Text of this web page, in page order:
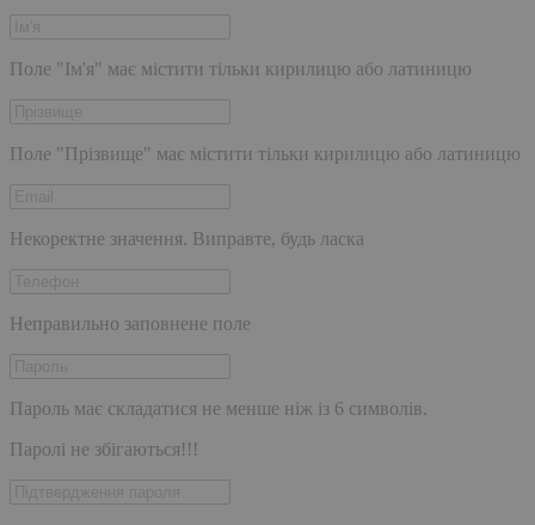
Поле "Ім'я" має містити тільки кирилицю або латиницю
Поле "Прізвище" має містити тільки кирилицю або латиницю
Некоректне значення. Виправте, будь ласка
Неправильно заповнене поле
Пароль має складатися не менше ніж із 6 символів.
Паролі не збігаються!!!